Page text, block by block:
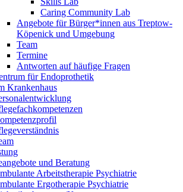
Caring Community Lab
Angebote für Bürger*innen aus Treptow-
Köpenick und Umgebung
Team
Termine
Antworten auf häufige Fragen
für Endoprothetik
Krankenhaus
und Beratung
Arbeitstherapie Psychiatrie
Ergotherapie Psychiatrie